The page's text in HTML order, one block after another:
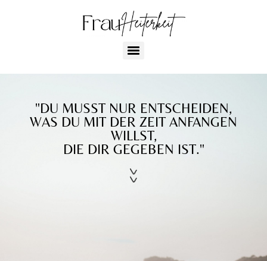
"DU MUSST NUR ENTSCHEIDEN,
WAS DU MIT DER ZEIT ANFANGEN
WILLST,
DIE DIR GEGEBEN IST."